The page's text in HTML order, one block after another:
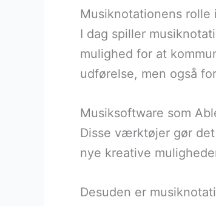
Musiknotationens
I dag spiller
mulighed for at
udførelse, men også
Musiksoftware som
Disse værktøjer gør
nye kreative
Desuden er